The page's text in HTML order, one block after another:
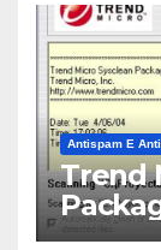
Antispam E
Trend